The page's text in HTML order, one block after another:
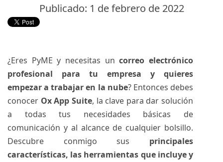
Publicado: 1 de febrero de 2022
¿Eres PyME y necesitas uncorreo electrónico
profesional para tu empresa y quieres
empezar a trabajar en la nube? Entonces debes
conocer Ox App Suite, la clave para dar solución
a todas tus necesidades básicas de
comunicación y al alcance de cualquier bolsillo.
Descubre conmigo sus principales
características, las herramientas que incluye y